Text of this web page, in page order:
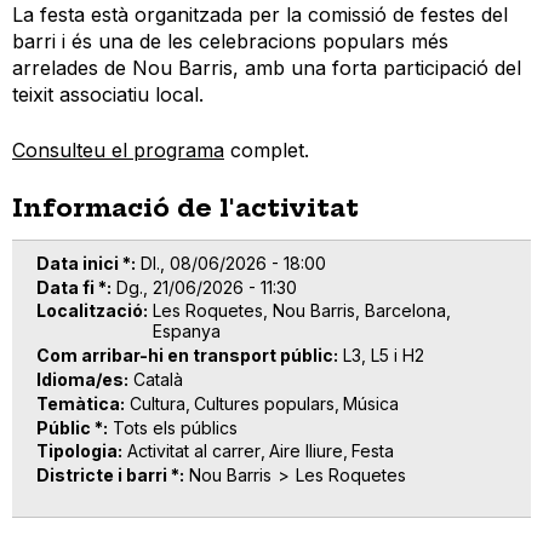
La festa està organitzada per la comissió de festes del
barri i és una de les celebracions populars més
arrelades de Nou Barris, amb una forta participació del
teixit associatiu local.
Consulteu el programa complet.
Informació de l'activitat
Data inici * Dl., 08/06/2026 - 18:00
Data fi * Dg., 21/06/2026 - 11:30
Localització Les Roquetes, Nou Barris, Barcelona,
Espanya
Com arribar-hi en transport públic L3, L5 i H2
Idioma/es Català
Temàtica Cultura Cultures populars Música
Públic * Tots els públics
Tipologia Activitat al carrer Aire lliure Festa
Districte i barri * Nou Barris Les Roquetes